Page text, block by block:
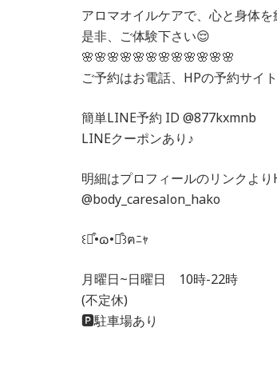
アロマオイルケアで、心と身体を
是非、ご体験下さい😌
🌸🌸🌸🌸🌸🌸🌸🌸🌸🌸🌸🌸
ご予約はお電話、HPの予約サイ
簡単LINE予約 ID @877kxmnb
LINEクーポンあり♪
明細はプロフィールのリンクより
@body_caresalon_hako
꒰⌯͒•ɷ•⌯͒꒱ฅﾆｬ
月曜日~日曜日 10時-22時
(不定休)
🅿️駐車場あり